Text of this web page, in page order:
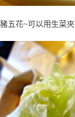
豬五花~可以用生菜